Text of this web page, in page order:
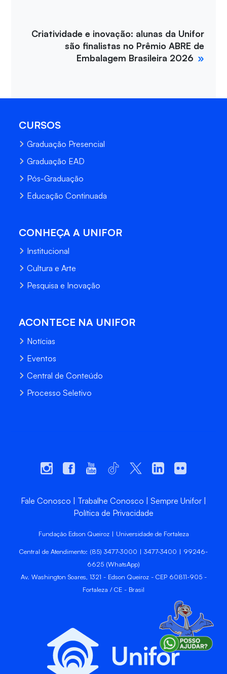
Criatividade e inovação: alunas da Unifor
são finalistas no Prêmio ABRE de
Embalagem Brasileira 2026
CURSOS
Graduação Presencial
Graduação EAD
Pós-Graduação
Educação Continuada
CONHEÇA A UNIFOR
Institucional
Cultura e Arte
Pesquisa e Inovação
ACONTECE NA UNIFOR
Notícias
Eventos
Central de Conteúdo
Processo Seletivo
Fale Conosco Trabalhe Conosco
Sempre Unifor
Política de Privacidade
Fundação Edson Queiroz | Universidade de Fortaleza
Central de Atendimento: (85) 3477-3000 | 3477-3400 | 99246-
6625 (WhatsApp)
Av. Washington Soares, 1321 - Edson Queiroz - CEP 60811-905 -
Fortaleza / CE - Brasil